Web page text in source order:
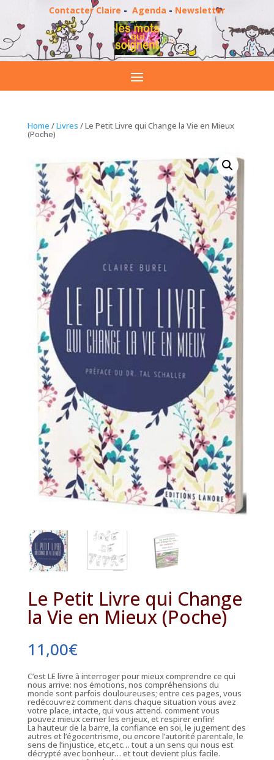
Contacter Claire - Agenda - Newsletter
Home /Livres / Le Petit Livre qui Change la Vie en Mieux
(Poche)
Le Petit Livre qui Change
la Vie en Mieux (Poche)
11,00€
C’est LE livre à interroger pour mieux comprendre ce qui
nous arrive: nos émotions, nos compréhensions du
monde sont parfois douloureuses; entre ces pages, vous
redécouvrez comment dans chaque situation vous avez
votre place, intacte, qui vous attend. comment vous
pouvez mieux cerner les enjeux, et respirer enfin!
La hauteur de la barre, la confiance en soi, le jugement des
autres et l’égocentrisme, ou encore l’autorité parentale, le
sens de l’injustice, etc,etc… tout a un sens qui nous est
décrypté avec bonheur… et tout devient plus facile.